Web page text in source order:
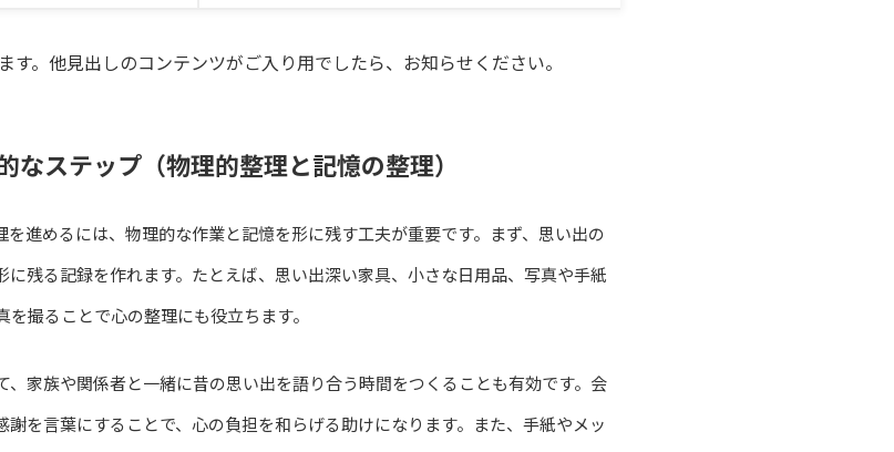
す。他見出しのコンテンツがご入り用でしたら、お知らせください。
ステップ（物理的整理と記憶の整理）
進めるには、物理的な作業と記憶を形に残す工夫が重要です。まず、思い出の
残る記録を作れます。たとえば、思い出深い家具、小さな日用品、写真や手紙
撮ることで心の整理にも役立ちます。
、家族や関係者と一緒に昔の思い出を語り合う時間をつくることも有効です。会
を言葉にすることで、心の負担を和らげる助けになります。また、手紙やメッ